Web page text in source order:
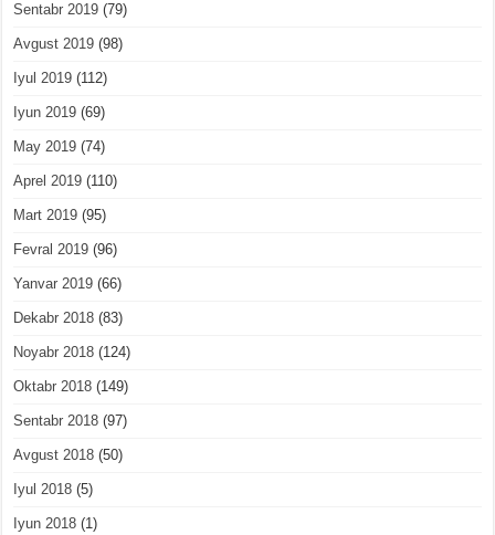
Sentabr 2019 (79)
Avgust 2019 (98)
Iyul 2019 (112)
Iyun 2019 (69)
May 2019 (74)
Aprel 2019 (110)
Mart 2019 (95)
Fevral 2019 (96)
Yanvar 2019 (66)
Dekabr 2018 (83)
Noyabr 2018 (124)
Oktabr 2018 (149)
Sentabr 2018 (97)
Avgust 2018 (50)
Iyul 2018 (5)
Iyun 2018 (1)